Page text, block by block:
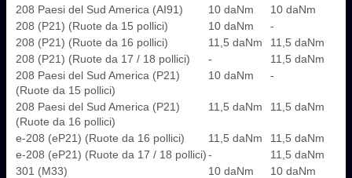
208 Paesi del Sud America (AI91)
10 daNm
10 daNm
208 (P21) (Ruote da 15 pollici)
10 daNm
-
208 (P21) (Ruote da 16 pollici)
11,5 daNm
11,5 daNm
208 (P21) (Ruote da 17 / 18 pollici)
-
11,5 daNm
208 Paesi del Sud America (P21)
(Ruote da 15 pollici)
10 daNm -
208 Paesi del Sud America (P21)
(Ruote da 16 pollici)
11,5 daNm 11,5 daNm
e-208 (eP21) (Ruote da 16 pollici) 11,5 daNm
11,5 daNm
e-208 (eP21) (Ruote da 17 / 18 pollici)-
11,5 daNm
301 (M33)
10 daNm
10 daNm